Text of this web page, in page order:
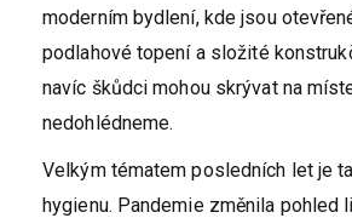
moderním bydlení, kde jsou
podlahové topení a složité
navíc škůdci mohou skrývat na
nedohlédneme.
Velkým tématem posledních let je
hygienu. Pandemie změnila pohled